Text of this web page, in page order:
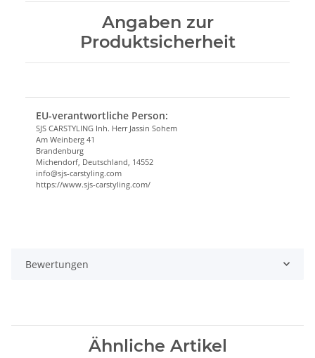
Angaben zur
Produktsicherheit
EU-verantwortliche Person:
SJS CARSTYLING Inh. Herr Jassin Sohem
Am Weinberg 41
Brandenburg
Michendorf, Deutschland, 14552
info@sjs-carstyling.com
https://www.sjs-carstyling.com/
Bewertungen
Ähnliche Artikel